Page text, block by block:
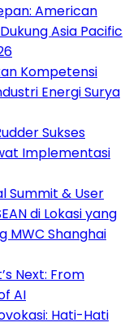
American
Asia Pacific
Kompetensi
Energi Surya
Sukses
Implementasi
Summit & User
di Lokasi yang
MWC Shanghai
Next: From
AI
Hati-Hati